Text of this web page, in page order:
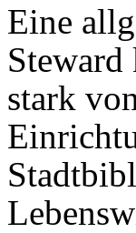
Eine
Steward
stark